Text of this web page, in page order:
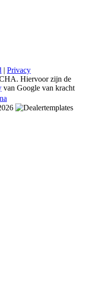
| Privacy
Hiervoor zijn de
van Google van kracht